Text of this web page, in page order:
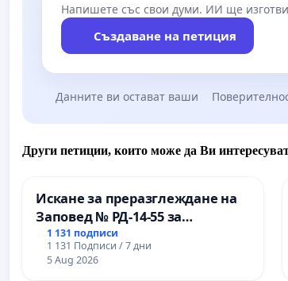
Напишете със свои думи. ИИ ще
Създаване на петиция
Данните ви остават ваши
Други петиции, които може да Ви
Искане за преразглеждане на
Заповед № РД-14-55 за
вливането на
Професионалната гимназия по
промишлени технологии в
1 131 подписи
1 131 Подписи / 7 дни
5 Aug 2026